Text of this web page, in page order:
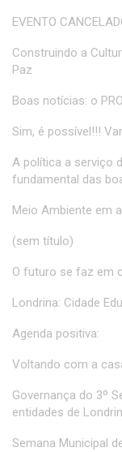
EVENTO
Construindo a
Paz
Boas notícias: o
Sim, é possível!!!
A política a serviço
fundamental das
Meio Ambiente em
(sem título)
O futuro se faz em
Londrina: Cidade
Agenda positiva:
Voltando com a
Governança do 3º
entidades de
Semana Municipal